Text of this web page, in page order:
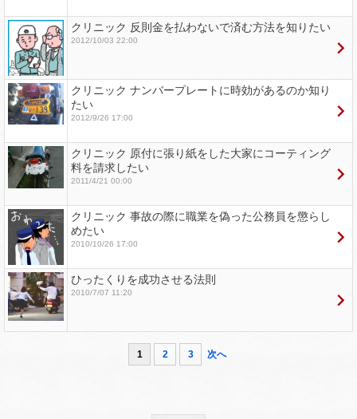
クリニック 反則金を払わないで済む方法を知りたい
2012/10/03 22:00
クリニック ナンバープレートに時効があるのか知り
たい
2012/9/26 17:00
クリニック 原付に張り紙をした大家にコーティング
料を請求したい
2011/4/21 00:00
クリニック 事故の際に職業を偽った公務員を懲らし
めたい
2010/10/26 17:00
ひったくりを成功させる法則
2010/7/07 11:20
1 2 3 次へ